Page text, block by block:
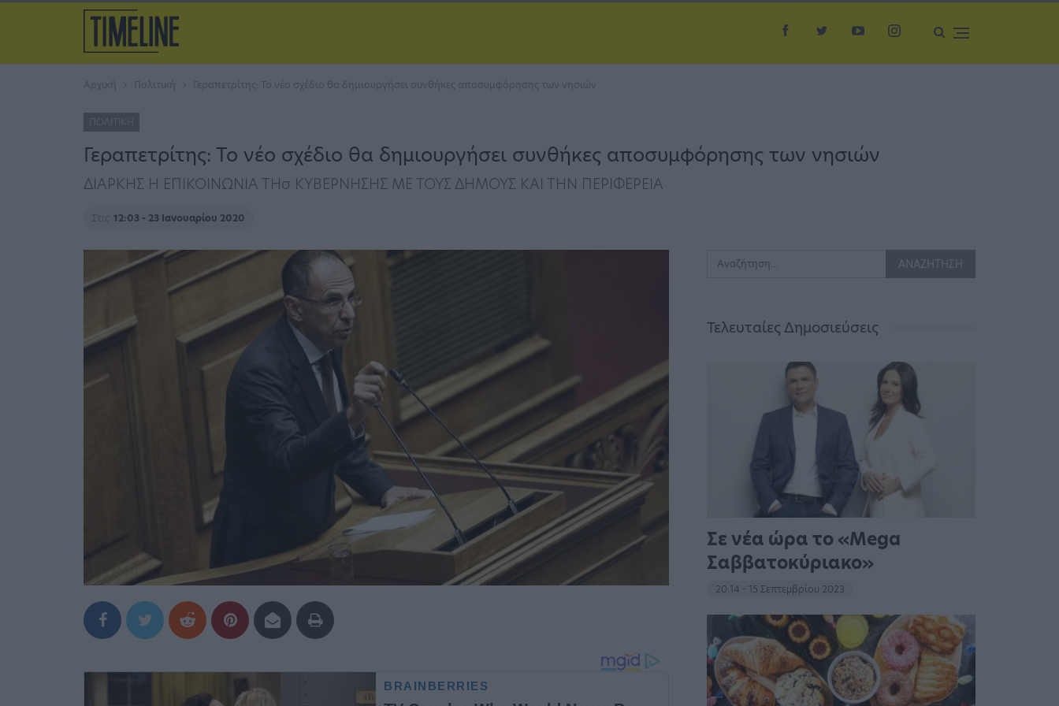
Αρχική Πολιτική Γεραπετρίτης: Το νέο σχέδιο θα δημιουργήσει συνθήκες αποσυμφόρησης των νησιών
ΠΟΛΙΤΙΚΉ
Γεραπετρίτης: Το νέο σχέδιο θα δημιουργήσει συνθήκες αποσυμφόρησης των νησιών
ΔΙΑΡΚΗΣ Η ΕΠΙΚΟΙΝΩΝΙΑ ΤΗσ ΚΥΒΕΡΝΗΣΗΣ ΜΕ ΤΟΥΣ ΔΗΜΟΥΣ ΚΑΙ ΤΗΝ ΠΕΡΙΦΕΡΕΙΑ
Στις 12:03 - 23 Ιανουαρίου 2020
Τελευταίες Δημοσιεύσεις
Σε νέα ώρα το «Mega
Σαββατοκύριακο»
20:14 - 15 Σεπτεμβρίου 2023